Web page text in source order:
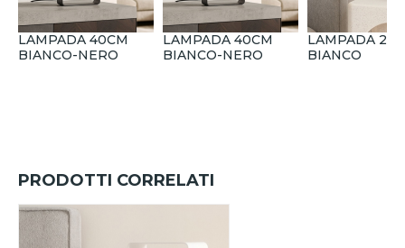
LAMPADA 40CM
BIANCO-NERO
LAMPADA 40CM
BIANCO-NERO
LAMPADA
BIANCO
PRODOTTI CORRELATI